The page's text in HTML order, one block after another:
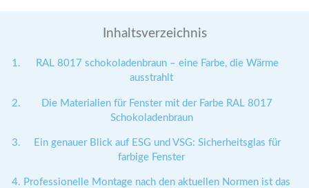
Inhaltsverzeichnis
RAL 8017 schokoladenbraun – eine Farbe, die Wärme
ausstrahlt
Die Materialien für Fenster mit der Farbe RAL 8017
Schokoladenbraun
Ein genauer Blick auf ESG und VSG: Sicherheitsglas für
farbige Fenster
Professionelle Montage nach den aktuellen Normen ist das